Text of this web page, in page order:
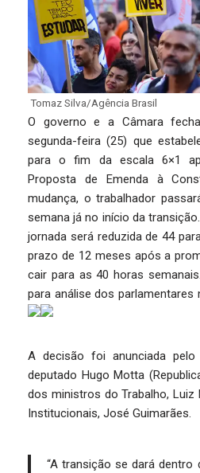
Tomaz Silva/Agência Brasil
O governo e a Câmara
segunda-feira (25) que
para o fim da escala 6×1
Proposta de Emenda à
mudança, o trabalhador
semana já no início da
jornada será reduzida de 44
prazo de 12 meses após a
cair para as 40 horas
para análise dos parlamentares
A decisão foi anunciada pelo
deputado Hugo Motta
dos ministros do Trabalho, Luiz
Institucionais, José Guimarães.
“A transição se dará dentro